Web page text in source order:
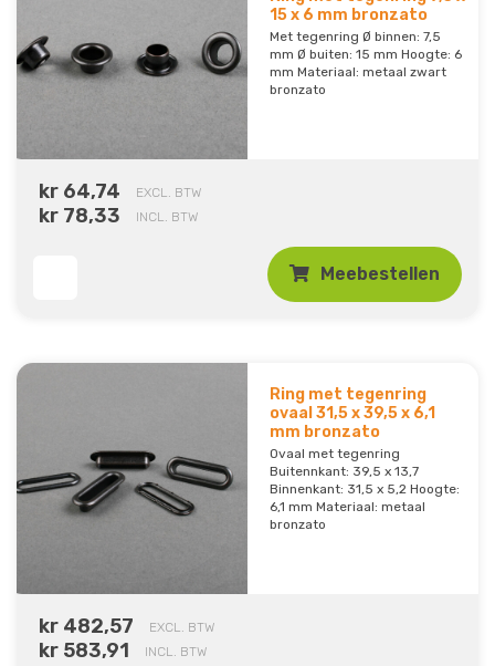
15 x 6 mm bronzato
Met tegenring Ø binnen: 7,5
mm Ø buiten: 15 mm Hoogte: 6
mm Materiaal: metaal zwart
bronzato
kr 64,74 EXCL. BTW
kr 78,33 INCL. BTW
Meebestellen
Ring met tegenring
ovaal 31,5 x 39,5 x 6,1
mm bronzato
Ovaal met tegenring
Buitennkant: 39,5 x 13,7
Binnenkant: 31,5 x 5,2 Hoogte:
6,1 mm Materiaal: metaal
bronzato
kr 482,57 EXCL. BTW
kr 583,91 INCL. BTW